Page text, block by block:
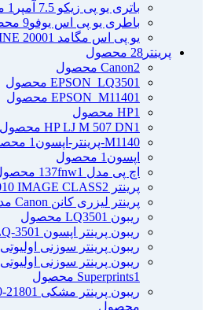
باتری یو پی زیکو 7.5 آمپر
1 محصول
باطری یو پی اس یوفو9 محصول
یو پی اس مگامد GATESINE 2000 1 محصول
پرینتر 28 محصول
Canon2 محصول
EPSON_LQ3501 محصول
EPSON_M11401 محصول
HP1 محصول
HP LJ M 507 DN1 محصول
M1140-پرینتر-اپسون
1 محصول
اپسون 1 محصول
اچ پی مدل 137fnw 1 محصول
پرینتر CANON MF3010 IMAGE CLASS 2 محصول
پرینتر لیزری کانن Canon مدل MF3010
ریبون LQ350 1 محصول
ریبون پرینتر اپسون LQ-350 1 محصول
ریبون پرینتر سوزنی اولیوتی Olivetti PR2
Superprints1 محصول
ریبون پرینتر مشکی Ribbon EPSON LQ 2170-2180 1
محصول